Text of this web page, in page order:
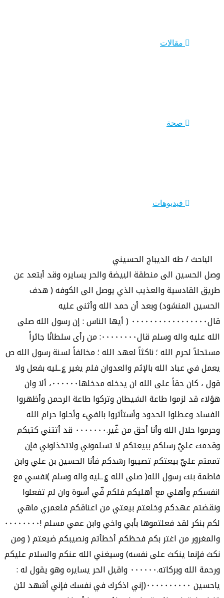
مقالات
صحة
فيديوهات
الباحث / طه الديباج الحسيني
وصل الحسين الى منطقة البيضة والحر يسايره وقد أبتعد عن
طريق القادسية والعذيب الذي يوصل الى الكوفه ( هدف
الحسين المنشود) وبعد أن حمد الله وأثنى عليه
قال٠٠٠٠٠٠٠٠٠٠٠٠٠٠٠٠٠ ( أيها الناس : إن رسول الله صلى
الله عليه واله وسلم قال٠٠٠٠٠٠٠٠: من رأى سلطانًا جائراً
مستحلاً لحرم الله ؛ ناكثاً لعهد الله ؛ مخالفاً لسنة رسول الله ص
يعمل في عباد الله بالإثم والعدوان فلم يغير ؏ـليه بفعل ولا
قول ، كان حقاً على الله ان يدخله مدخلها٠٠٠٠٠٠، ألا وان
هؤلاء قد لزموا طاعة الشيطان وتركوا طاعة الرحمن وأظهروا
الفساد وعطلوا الحدود وأستأثروا بالفيء وأحلوا حرام الله
وحرموا حلال الله وأنا أحق من غّير.٠٠٠٠٠٠٠ قد أتتني كتبكم
وقدمت عليَّ رسلكم ببيعتكم لا تسلموني ولاتخذلوني فإن
تممتم عليّ بيعتكم تصيبوا رشدكم فأنا الحسين بن علي وابن
فاطمة بنت رسول الله( صلى الله ؏ـليه واله وسلم )نفسي مع
انفسكم وأهلي مع أهليكم فلكم فّي أسوة وان لم تفعلوا
ونقضتم عهدكم وخلعتم بيعتي من اعناقكم فلعمري ماهي
لكم بنكر لقد فعلتموها بأبي واخي وابن عمي مسلم !٠٠٠٠٠٠٠٠
والمغرور من اغتر بكم فحظكم أخطأتم ونصيبكم ضيعتم ( ومن
نكث فإنما ينكث على نفسه) وسيغني الله عنكم والسلام عليكم
ورحمة الله وبركاته.٠٠٠٠٠٠ واقبل الحر يسايره وهو يقول له :
ياحسين ٠٠٠٠٠٠٠٠٠٠(إني اذكرك في نفسك فإني أشهد لئن